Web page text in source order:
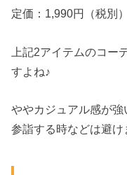
定価：1,990円（税別）
上記2アイテムのコー
すよね♪
ややカジュアル感が
参詣する時などは避け